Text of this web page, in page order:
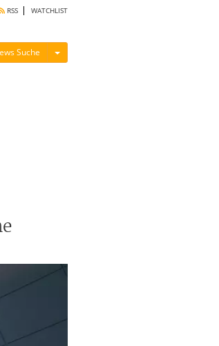
RSS WATCHLIST
Suche Menü ein-/ausblenden